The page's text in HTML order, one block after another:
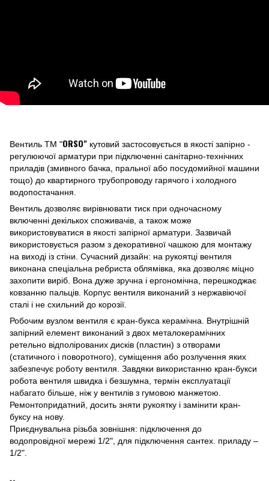
Вентиль ТМ "ORSO" кутовий застосовується в якості запірно -
регулюючої арматури при підключенні санітарно-технічних
приладів (змивного бачка, пральної або посудомийної машини
тощо) до квартирного трубопроводу гарячого і холодного
водопостачання.
Вентиль дозволяє вирівнювати тиск при одночасному
включенні декількох споживачів, а також може
використовуватися в якості запірної арматури. Зазвичай
використовується разом з декоративної чашкою для монтажу
на виході із стіни. Сучасний дизайн: на рукоятці вентиля
виконана спеціальна ребриста облямівка, яка дозволяє міцно
захопити виріб. Вона дуже зручна і ергономічна, перешкоджає
ковзанню пальців. Корпус вентиля виконаний з нержавіючої
сталі і не схильний до корозії.
Робочим вузлом вентиля є кран-букса керамічна. Внутрішній
запірний елемент виконаний з двох металокерамічних
ретельно відполірованих дисків (пластин) з отворами
(статичного і поворотного), суміщення або розлучення яких
забезпечує роботу вентиля. Завдяки використанню кран-букси
робота вентиля швидка і безшумна, термін експлуатації
набагато більше, ніж у вентилів з гумовою манжетою.
Ремонтопридатний, досить зняти рукоятку і замінити кран-
буксу на нову.
Приєднувальна різьба зовнішня: підключення до
водопровідної мережі 1/2", для підключення сантех. приладу –
1/2".